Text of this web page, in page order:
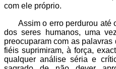
com ele próprio.
Assim o erro perdurou até
dos seres humanos, uma
preocuparam com as
fiéis suprimiram, à força,
qualquer análise séria e